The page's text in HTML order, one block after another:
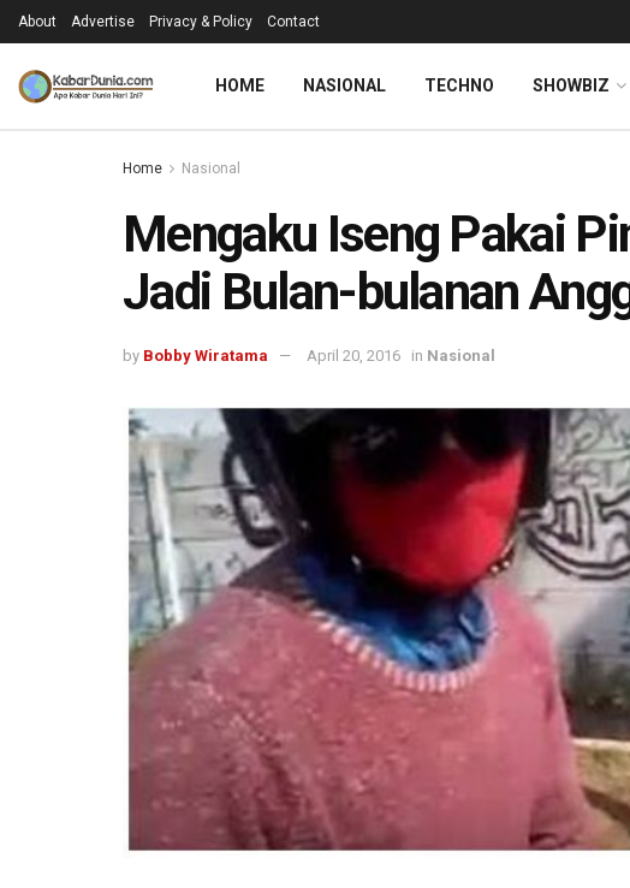
About Advertise Privacy & Policy Contact
HOME NASIONAL TECHNO SHOWBIZ
Home Nasional
Mengaku Iseng Pakai
Jadi Bulan-bulanan
by Bobby Wiratama April 20, 2016 in Nasional